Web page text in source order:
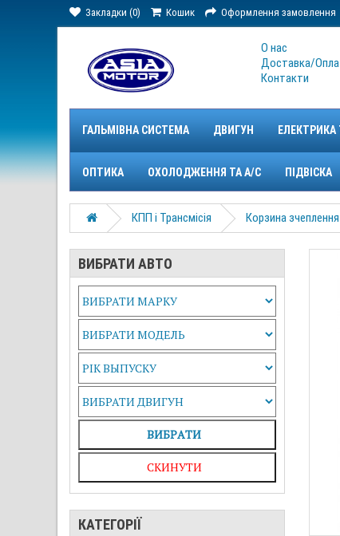
Закладки (0) Кошик Оформлення замовлення
О нас
Доставка/
Контакти
ГАЛЬМІВНА СИСТЕМА ДВИГУН ЕЛЕКТРИКА
ОПТИКА ОХОЛОДЖЕННЯ ТА A/C ПІДВІСКА
КПП і Трансмісія Корзина зчеплення
ВИБРАТИ АВТО
ВИБРAТИ
СКИНУТИ
КАТЕГОРІЇ